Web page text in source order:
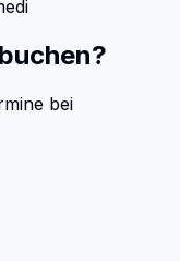
bei